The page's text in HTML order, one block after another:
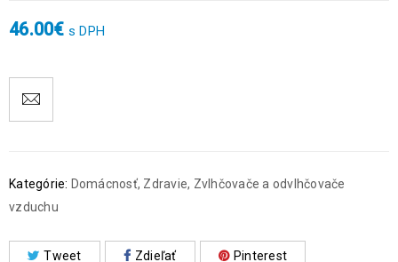
46.00€ s DPH
Kategórie: Domácnosť, Zdravie, Zvlhčovače a odvlhčovače
vzduchu
Tweet Zdieľať Pinterest